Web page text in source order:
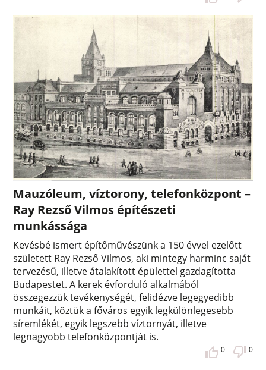
Mauzóleum, víztorony, telefonközpont –
Ray Rezső Vilmos építészeti
munkássága
Kevésbé ismert építőművészünk a 150 évvel ezelőtt
született Ray Rezső Vilmos, aki mintegy harminc saját
tervezésű, illetve átalakított épülettel gazdagította
Budapestet. A kerek évforduló alkalmából
összegezzük tevékenységét, felidézve legegyedibb
munkáit, köztük a főváros egyik legkülönlegesebb
síremlékét, egyik legszebb víztornyát, illetve
legnagyobb telefonközpontját is.
0 0